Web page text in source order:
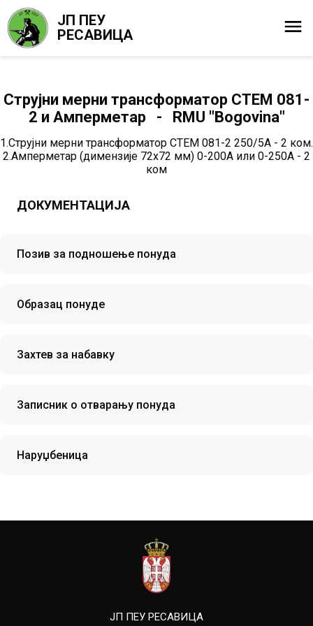
ЈП ПЕУ
РЕСАВИЦА
Струјни мерни трансформатор СТЕМ 081-
2 и Амперметар - RMU "Bogovina"
1.Струјни мерни трансформатор СТЕМ 081-2 250/5А - 2 ком.
2.Амперметар (димензије 72х72 мм) 0-200А или 0-250А - 2
ком
ДОКУМЕНТАЦИЈА
Позив за подношење понуда
Образац понуде
Захтев за набавку
Записник о отварању понуда
Наруџбеница
ЈП ПЕУ РЕСАВИЦА